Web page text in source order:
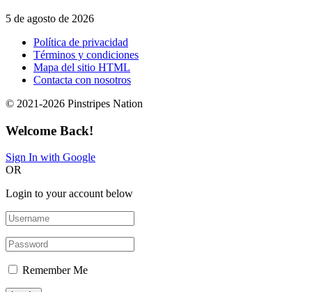
5 de agosto de 2026
Política de privacidad
Términos y condiciones
Mapa del sitio HTML
Contacta con nosotros
© 2021-2026 Pinstripes Nation
Welcome Back!
Sign In with Google
OR
Login to your account below
Remember Me